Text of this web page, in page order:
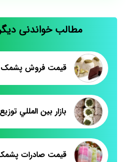
مطالب خواندنی
قیمت فروش پشمک
بازار بين المللي
قیمت صادرات